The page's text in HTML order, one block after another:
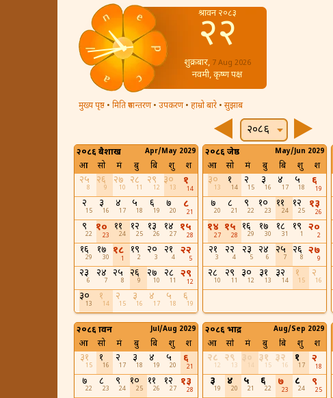
श्रावन २०८३
२२
शुक्रबार, 7 Aug 2026
नवमी, कृष्ण पक्ष
मुख्य पृष्ठ • मिति रुपान्तरण• उपकरण• हाम्रो बारे •सुझाब
२०८६
२०८६ बैशाख Apr/May 2029
आ सो मं बु बि शु श
२५
8
२६
9
२७
10
२८
11
२९
12
३०
13
१
14
२
15
३
16
४
17
५
18
६
19
७
20
८
21
९
22
१०
23
११
24
१२
25
१३
26
१४
27
१५
28
१६
29
१७
30
१८
1
१९
2
२०
3
२१
4
२२
5
२३
6
२४
7
२५
8
२६
9
२७
10
२८
11
२९
12
३०
13
१
14
२
15
३
16
४
17
५
18
६
19
२०८६ जेष्ठ May/Jun 2029
आ सो मं बु बि शु श
३०
13
१
14
२
15
३
16
४
17
५
18
६
19
७
20
८
21
९
22
१०
23
११
24
१२
25
१३
26
१४
27
१५
28
१६
29
१७
30
१८
31
१९
1
२०
2
२१
3
२२
4
२३
5
२४
6
२५
7
२६
8
२७
9
२८
10
२९
11
३०
12
३१
13
३२
14
१
15
२
16
२०८६ श्रावन Jul/Aug 2029
आ सो मं बु बि शु श
३१
15
१
16
२
17
३
18
४
19
५
20
६
21
७
22
८
23
९
24
१०
25
११
26
१२
27
१३
28
२०८६ भाद्र Aug/Sep 2029
आ सो मं बु बि शु श
२८
12
२९
13
३१
15
३२
16
१
17
२
18
३
19
४
20
५
21
६
22
७
23
८
24
९
25